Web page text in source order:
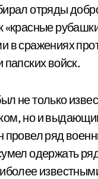
отряды
«красные
в сражениях
папских войск.
не только
но и
провел ряд
одержать